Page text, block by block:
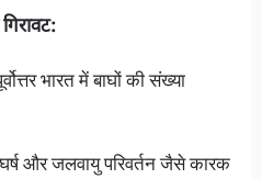
भारत में बाघों की संख्या
और जलवायु परिवर्तन जैसे कारक